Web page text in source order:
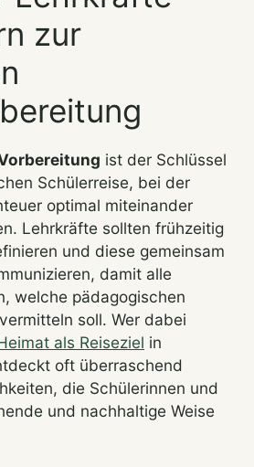
zur
ist der Schlüssel
Schülerreise, bei der
optimal miteinander
Lehrkräfte sollten frühzeitig
und diese gemeinsam
damit alle
welche pädagogischen
soll. Wer dabei
als Reiseziel in
oft überraschend
die Schülerinnen und
und nachhaltige Weise